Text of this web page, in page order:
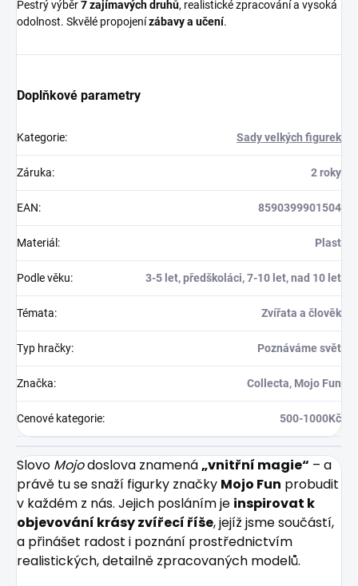
Pestrý výběr7 zajímavých druhů, realistické zpracování a vysoká
odolnost. Skvělé propojenízábavy a učení.
Doplňkové parametry
Kategorie: Sady velkých figurek
Záruka: 2 roky
EAN: 8590399901504
Materiál : Plast
Podle věku: 3-5 let, předškoláci, 7-10 let, nad 10 let
Témata: Zvířata a člověk
Typ hračky: Poznáváme svět
Značka: Collecta, Mojo Fun
Cenové kategorie: 500-1000Kč
Slovo Mojodoslova znamená„vnitřní magie“ – a
právě tu se snaží figurky značky Mojo Fun probudit
v každém z nás. Jejich posláním je inspirovat k
objevování krásy zvířecí říše, jejíž jsme součástí,
a přinášet radost i poznání prostřednictvím
realistických, detailně zpracovaných modelů.